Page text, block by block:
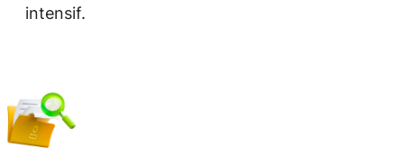
intensif.